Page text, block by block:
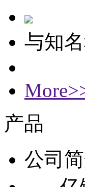
与知
产品
公司